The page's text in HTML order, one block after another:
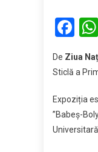
De Ziua
Sticlă a
Expoziția
”Babeș-
Universitară